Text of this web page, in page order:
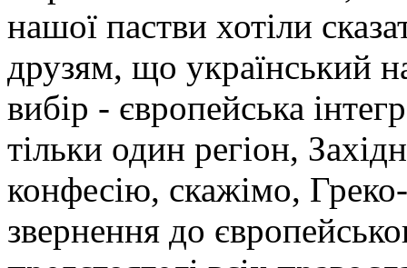
нашої пастви хотіли
друзям, що український
вибір - європейська
тільки один регіон,
конфесію, скажімо,
звернення до